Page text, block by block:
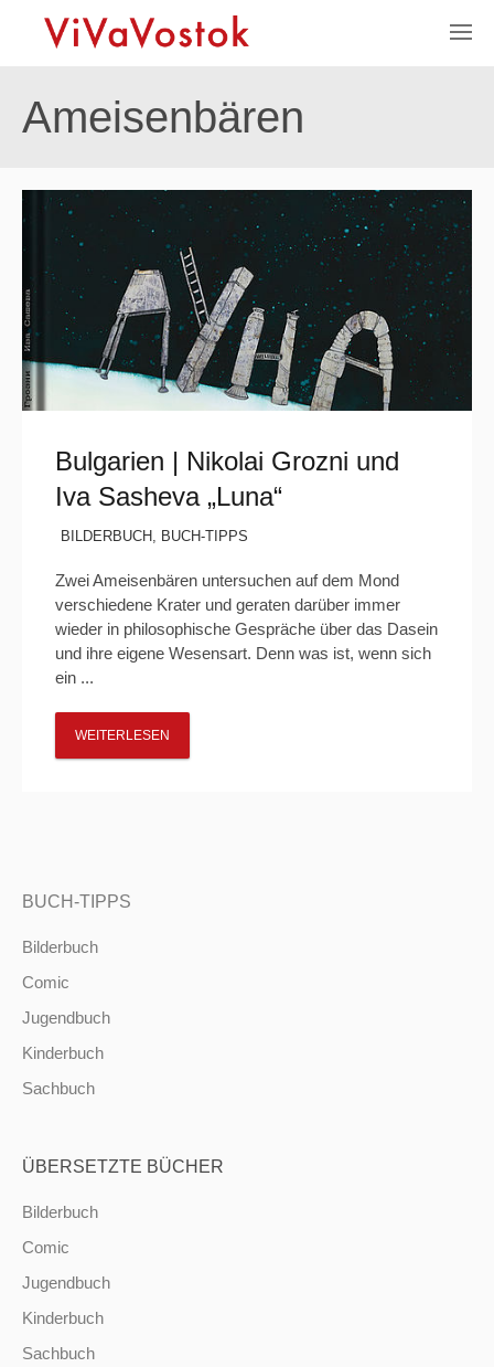
Ameisenbären
Bulgarien | Nikolai Grozni und
Iva Sasheva „Luna“
BILDERBUCH , BUCH-TIPPS
Zwei Ameisenbären untersuchen auf dem Mond
verschiedene Krater und geraten darüber immer
wieder in philosophische Gespräche über das Dasein
und ihre eigene Wesensart. Denn was ist, wenn sich
ein ...
WEITERLESEN
BUCH-TIPPS
Bilderbuch
Comic
Jugendbuch
Kinderbuch
Sachbuch
ÜBERSETZTE BÜCHER
Bilderbuch
Comic
Jugendbuch
Kinderbuch
Sachbuch